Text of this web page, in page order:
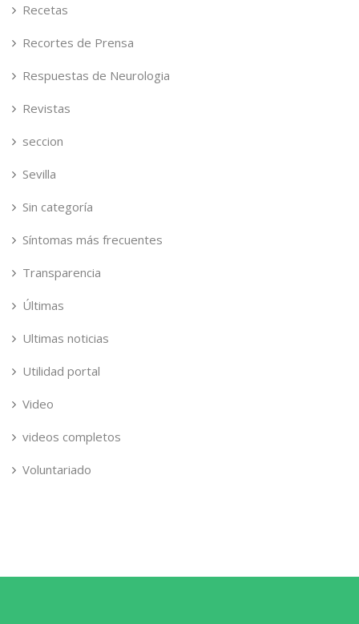
Recetas
Recortes de Prensa
Respuestas de Neurologia
Revistas
seccion
Sevilla
Sin categoría
Síntomas más frecuentes
Transparencia
Últimas
Ultimas noticias
Utilidad portal
Video
videos completos
Voluntariado